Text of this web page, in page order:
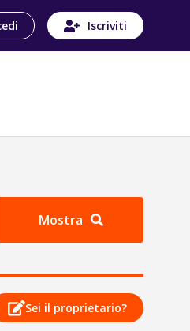
Iscriviti
Mostra
Sei il proprietario?